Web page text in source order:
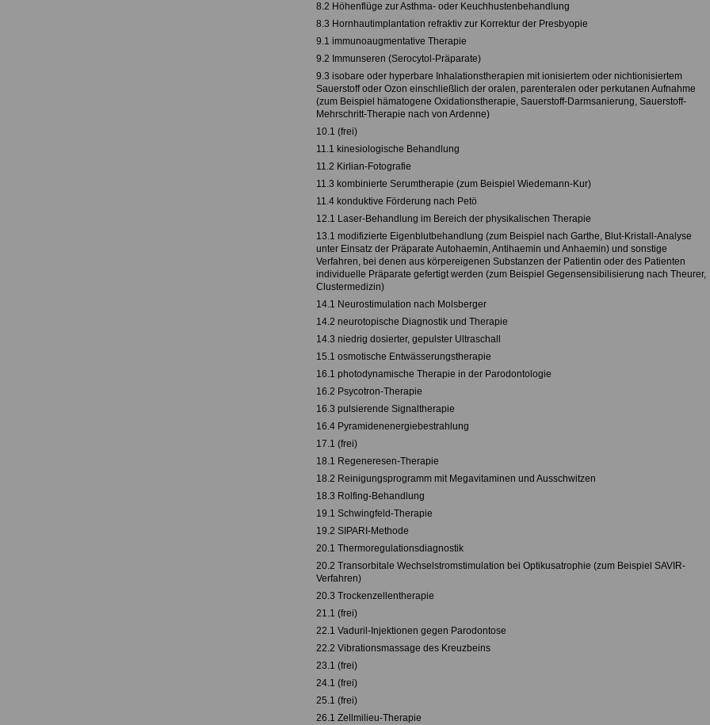
8.2 Höhenflüge zur Asthma- oder Keuchhustenbehandlung
8.3 Hornhautimplantation refraktiv zur Korrektur der Presbyopie
9.1 immunoaugmentative Therapie
9.2 Immunseren (Serocytol-Präparate)
9.3 isobare oder hyperbare Inhalationstherapien mit ionisiertem oder nichtionisiertem
Sauerstoff oder Ozon einschließlich der oralen, parenteralen oder perkutanen Aufnahme
(zum Beispiel hämatogene Oxidationstherapie, Sauerstoff-Darmsanierung, Sauerstoff-
Mehrschritt-Therapie nach von Ardenne)
10.1 (frei)
11.1 kinesiologische Behandlung
11.2 Kirlian-Fotografie
11.3 kombinierte Serumtherapie (zum Beispiel Wiedemann-Kur)
11.4 konduktive Förderung nach Petö
12.1 Laser-Behandlung im Bereich der physikalischen Therapie
13.1 modifizierte Eigenblutbehandlung (zum Beispiel nach Garthe, Blut-Kristall-Analyse
unter Einsatz der Präparate Autohaemin, Antihaemin und Anhaemin) und sonstige
Verfahren, bei denen aus körpereigenen Substanzen der Patientin oder des Patienten
individuelle Präparate gefertigt werden (zum Beispiel Gegensensibilisierung nach Theurer,
Clustermedizin)
14.1 Neurostimulation nach Molsberger
14.2 neurotopische Diagnostik und Therapie
14.3 niedrig dosierter, gepulster Ultraschall
15.1 osmotische Entwässerungstherapie
16.1 photodynamische Therapie in der Parodontologie
16.2 Psycotron-Therapie
16.3 pulsierende Signaltherapie
16.4 Pyramidenenergiebestrahlung
17.1 (frei)
18.1 Regeneresen-Therapie
18.2 Reinigungsprogramm mit Megavitaminen und Ausschwitzen
18.3 Rolfing-Behandlung
19.1 Schwingfeld-Therapie
19.2 SIPARI-Methode
20.1 Thermoregulationsdiagnostik
20.2 Transorbitale Wechselstromstimulation bei Optikusatrophie (zum Beispiel SAVIR-
Verfahren)
20.3 Trockenzellentherapie
21.1 (frei)
22.1 Vaduril-Injektionen gegen Parodontose
22.2 Vibrationsmassage des Kreuzbeins
23.1 (frei)
24.1 (frei)
25.1 (frei)
26.1 Zellmilieu-Therapie